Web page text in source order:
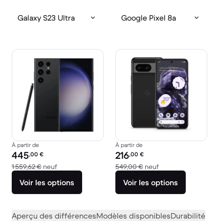
Galaxy S23 Ultra Google Pixel 8a
À partir de
Prix reconditionné :
445,00 €
1 559,62 € neufcontre 1 559,62 € neuf
Voir les options
À partir de
Prix reconditionné :
216,00 €
549,00 € neufcontre 549,00 €
Voir les options
Aperçu des différencesModèles disponiblesDurabilité